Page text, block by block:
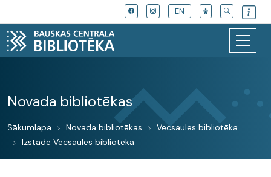
EN
Novada bibliotēkas
Sākumlapa Novada bibliotēkas
Vecsaules bibliotēka
Izstāde Vecsaules bibliotēkā